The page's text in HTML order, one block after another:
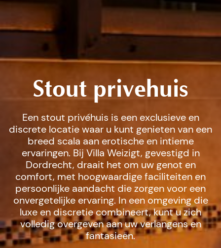
Stout privehuis
Een stout privéhuis is een exclusieve en
discrete locatie waar u kunt genieten van een
breed scala aan erotische en intieme
ervaringen. Bij Villa Weizigt, gevestigd in
Dordrecht, draait het om uw genot en
comfort, met hoogwaardige faciliteiten en
persoonlijke aandacht die zorgen voor een
onvergetelijke ervaring. In een omgeving die
luxe en discretie combineert, kunt u zich
volledig overgeven aan uw verlangens en
fantasieën.